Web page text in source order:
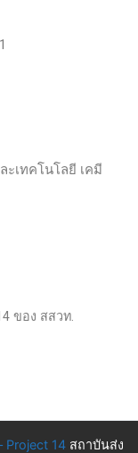
ะเทคโนโลยี เคมี
ของ สสวท.
Project 14สถาบันส่ง